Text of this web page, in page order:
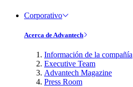
Corporativo
Acerca de Advantech
Información de la compañía
Executive Team
Advantech Magazine
Press Room